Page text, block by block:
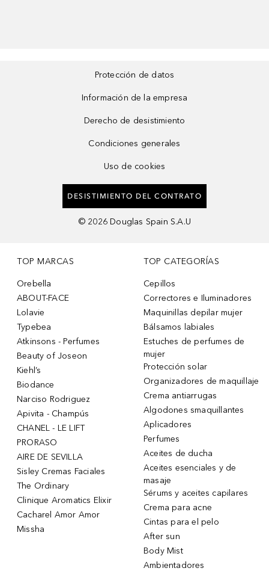
Protección de datos
Información de la empresa
Derecho de desistimiento
Condiciones generales
Uso de cookies
DESISTIMIENTO DEL CONTRATO
© 2026 Douglas Spain S.A.U
TOP MARCAS
Orebella
ABOUT-FACE
Lolavie
Typebea
Atkinsons - Perfumes
Beauty of Joseon
Kiehl’s
Biodance
Narciso Rodriguez
Apivita - Champús
CHANEL - LE LIFT
PRORASO
AIRE DE SEVILLA
Sisley Cremas Faciales
The Ordinary
Clinique Aromatics Elixir
Cacharel Amor Amor
Missha
TOP CATEGORÍAS
Cepillos
Correctores e Iluminadores
Maquinillas depilar mujer
Bálsamos labiales
Estuches de perfumes de
mujer
Protección solar
Organizadores de maquillaje
Crema antiarrugas
Algodones smaquillantes
Aplicadores
Perfumes
Aceites de ducha
Aceites esenciales y de
masaje
Sérums y aceites capilares
Crema para acne
Cintas para el pelo
After sun
Body Mist
Ambientadores